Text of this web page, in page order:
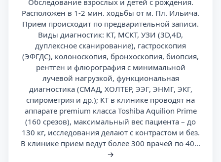
Обследование взрослых и детей с рождения.
Расположен в 1-2 мин. ходьбы от м. Пл. Ильича.
Прием происходит по предварительной записи.
Виды диагностик: КТ, МСКТ, УЗИ (3D,4D,
дуплексное сканирование), гастроскопия
(ЭФГДС), колоноскопия, бронхоскопия, биопсия,
рентген и флюрография с минимальной
лучевой нагрузкой, функциональная
диагностика (СМАД, ХОЛТЕР, ЭЭГ, ЭНМГ, ЭКГ,
спирометрия и др.); КТ в клинике проводят на
аппарате premium класса Toshiba Aquilion Prime
(160 срезов), максимальный вес пациента – до
130 кг, исследования делают с контрастом и без.
В клинике прием ведут более 300 врачей по 40...
→